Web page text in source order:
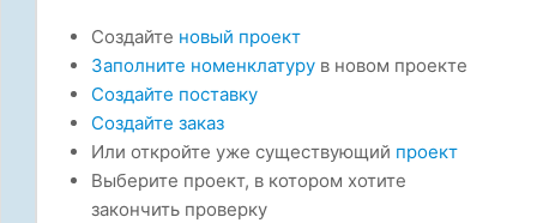
Создайте новый проект
Заполните номенклатурув новом проекте
Создайте поставку
Создайте заказ
Или откройте уже существующий проект
Выберите проект, в котором хотите
закончить проверку